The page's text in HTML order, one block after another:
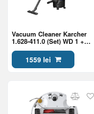
Vacuum Cleaner Karcher
1.628-411.0 (Set) WD 1 +
Duza auto WD 6.959-547.0
1559 lei